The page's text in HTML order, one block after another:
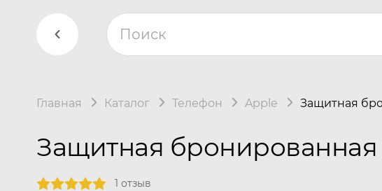
Главная Каталог Телефон Apple Защитная
Защитная бронированная
1 отзыв